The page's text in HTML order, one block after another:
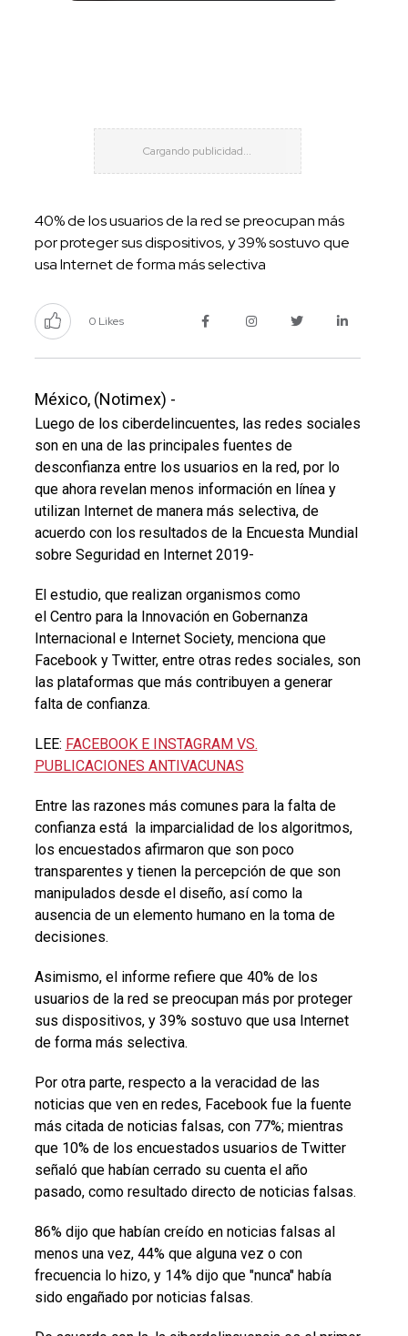
40% de los usuarios de la red se preocupan más
por proteger sus dispositivos, y 39% sostuvo que
usa Internet de forma más selectiva
0 Likes
México, (Notimex) -
Luego de los ciberdelincuentes, las redes sociales
son en una de las principales fuentes de
desconfianza entre los usuarios en la red, por lo
que ahora revelan menos información en línea y
utilizan Internet de manera más selectiva, de
acuerdo con los resultados de la Encuesta Mundial
sobre Seguridad en Internet 2019-
El estudio, que realizan organismos como
el Centro para la Innovación en Gobernanza
Internacional e Internet Society, menciona que
Facebook y Twitter, entre otras redes sociales, son
las plataformas que más contribuyen a generar
falta de confianza.
LEE: FACEBOOK E INSTAGRAM VS.
PUBLICACIONES ANTIVACUNAS
Entre las razones más comunes para la falta de
confianza está la imparcialidad de los algoritmos,
los encuestados afirmaron que son poco
transparentes y tienen la percepción de que son
manipulados desde el diseño, así como la
ausencia de un elemento humano en la toma de
decisiones.
Asimismo, el informe refiere que 40% de los
usuarios de la red se preocupan más por proteger
sus dispositivos, y 39% sostuvo que usa Internet
de forma más selectiva.
Por otra parte, respecto a la veracidad de las
noticias que ven en redes, Facebook fue la fuente
más citada de noticias falsas, con 77%; mientras
que 10% de los encuestados usuarios de Twitter
señaló que habían cerrado su cuenta el año
pasado, como resultado directo de noticias falsas.
86% dijo que habían creído en noticias falsas al
menos una vez, 44% que alguna vez o con
frecuencia lo hizo, y 14% dijo que "nunca" había
sido engañado por noticias falsas.